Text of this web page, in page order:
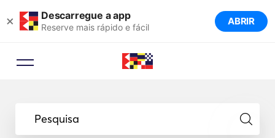
× Descarregue a app
Reserve mais rápido e fácil ABRIR
Pesquisa